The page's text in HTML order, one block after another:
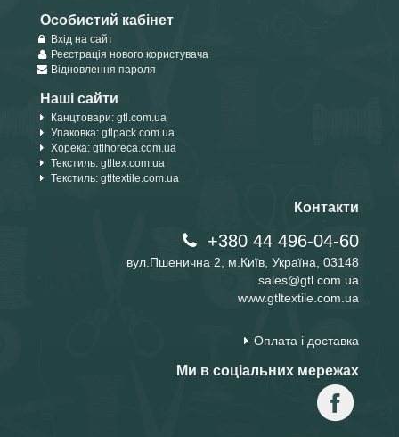
Особистий кабінет
Вхід на сайт
Реєстрація нового користувача
Відновлення пароля
Наші сайти
Канцтовари: gtl.com.ua
Упаковка: gtlpack.com.ua
Хорека: gtlhoreca.com.ua
Текстиль: gtltex.com.ua
Текстиль: gtltextile.com.ua
Контакти
+380 44 496-04-60
вул.Пшенична 2, м.Київ, Україна, 03148
sales@gtl.com.ua
www.gtltextile.com.ua
Оплата і доставка
Ми в соціальних мережах